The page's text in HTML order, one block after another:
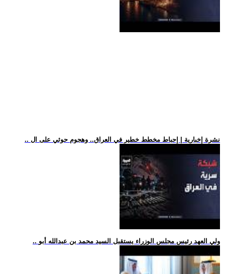
.. نشرة إخبارية | إحباط مخطط خطير في العراق.. وهجوم حوثي على ال
.. ولي العهد رئيس مجلس الوزراء يستقبل السيد محمد بن عبدالله أبو